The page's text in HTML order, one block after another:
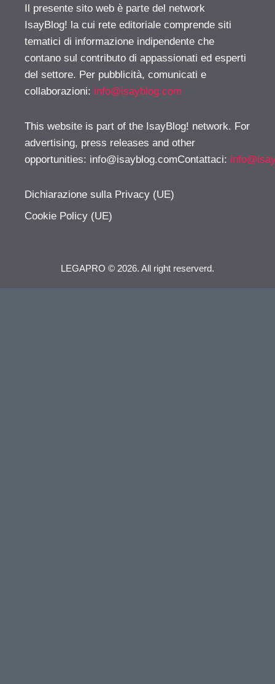
Il presente sito web è parte del network
IsayBlog! la cui rete editoriale comprende siti
tematici di informazione indipendente che
contano sul contributo di appassionati ed esperti
del settore. Per pubblicità, comunicati e
collaborazioni: info@isayblog.com
This website is part of the IsayBlog! network. For
advertising, press releases and other
opportunities: info@isayblog.comContattaci:
Dichiarazione sulla Privacy (UE)
Cookie Policy (UE)
LEGAPRO © 2026. All right reserverd.